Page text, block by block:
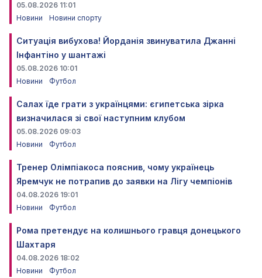
05.08.2026 11:01
Новини
Новини спорту
Ситуація вибухова! Йорданія звинуватила Джанні
Інфантіно у шантажі
05.08.2026 10:01
Новини
Футбол
Салах їде грати з українцями: єгипетська зірка
визначилася зі свої наступним клубом
05.08.2026 09:03
Новини
Футбол
Тренер Олімпіакоса пояснив, чому українець
Яремчук не потрапив до заявки на Лігу чемпіонів
04.08.2026 19:01
Новини
Футбол
Рома претендує на колишнього гравця донецького
Шахтаря
04.08.2026 18:02
Новини
Футбол